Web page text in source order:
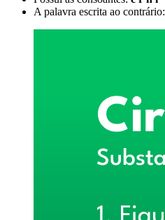
A palavra escrita ao contrário: